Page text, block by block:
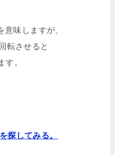
味しますが、
転させると
す。
探してみる。